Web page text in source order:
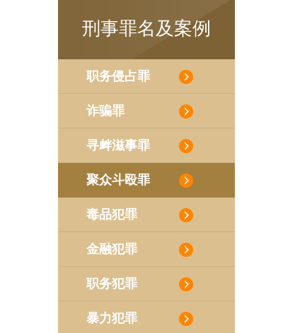
刑事罪名及案例
职务侵占罪
诈骗罪
寻衅滋事罪
聚众斗殴罪
毒品犯罪
金融犯罪
职务犯罪
暴力犯罪